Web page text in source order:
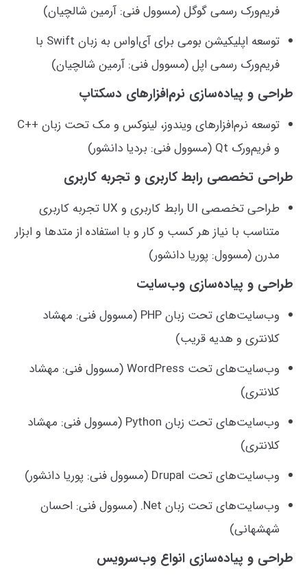
فریم‌ورک رسمی گوگل (مسوول فنی: آرمین شالچیان)
توسعه اپلیکیشن بومی برای آی‌او‌اس به زبان Swift با
فریم‌ورک رسمی اپل (مسوول فنی: آرمین شالچیان)
طراحی و پیاده‌سازی نرم‌افزارهای دسکتاپ
توسعه نرم‌افزارهای ویندوز، لینوکس و مک تحت زبان ++C
و فریم‌ورک Qt (مسوول فنی: بردیا دانشور)
طراحی تخصصی رابط کاربری و تجربه کاربری
طراحی تخصصی UI رابط کاربری و UX تجربه کاربری
متناسب با نیاز هر کسب و کار و با استفاده از متدها و ابزار
مدرن (مسوول: پوریا دانشور)
طراحی و پیاده‌سازی وب‌سایت
وب‌سایت‌های تحت زبان PHP (مسوول فنی: مهشاد
کلانتری و هدیه قریب)
وب‌سایت‌های تحت WordPress (مسوول فنی: مهشاد
کلانتری)
وب‌سایت‌های تحت زبان Python (مسوول فنی: مهشاد
کلانتری)
وب‌سایت‌های تحت Drupal (مسوول فنی: پوریا دانشور)
وب‌سایت‌های تحت زبان Net. (مسوول فنی: احسان
شهشهانی)
طراحی و پیاده‌سازی انواع وب‌سرویس